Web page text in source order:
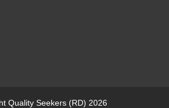
Quality Seekers (RD) 2026